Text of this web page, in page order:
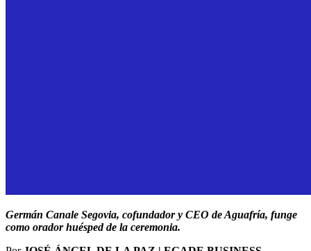
Germán Canale Segovia, cofundador y CEO de Aguafría, funge
como orador huésped de la ceremonia.